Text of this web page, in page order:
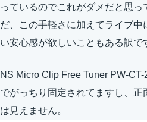
っているのでこれがダメだと思っ
だ、この手軽さに加えてライブ
い安心感が欲しいこともある訳で
NS Micro Clip Free Tuner PW-
でがっちり固定されてますし、正
は見えません。